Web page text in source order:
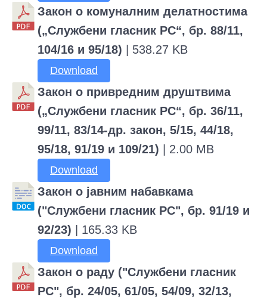
Закон о комуналним делатностима
(„Службени гласник РС“, бр. 88/11,
104/16 и 95/18) | 538.27 KB
Download
Закон о привредним друштвима
(„Службени гласник РС“, бр. 36/11,
99/11, 83/14-др. закон, 5/15, 44/18,
95/18, 91/19 и 109/21) | 2.00 MB
Download
Закон о јавним набавкама
("Службени гласник РС", бр. 91/19 и
92/23) | 165.33 KB
Download
Закон о раду ("Службени гласник
РС", бр. 24/05, 61/05, 54/09, 32/13,